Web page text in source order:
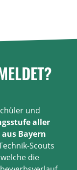
und
aller
Bayern
Scouts
die